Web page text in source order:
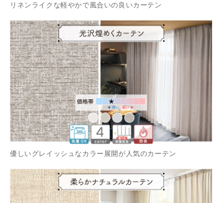
リネンライクな軽やかで風合いの良いカーテン
優しいグレイッシュなカラー展開が人気のカーテン